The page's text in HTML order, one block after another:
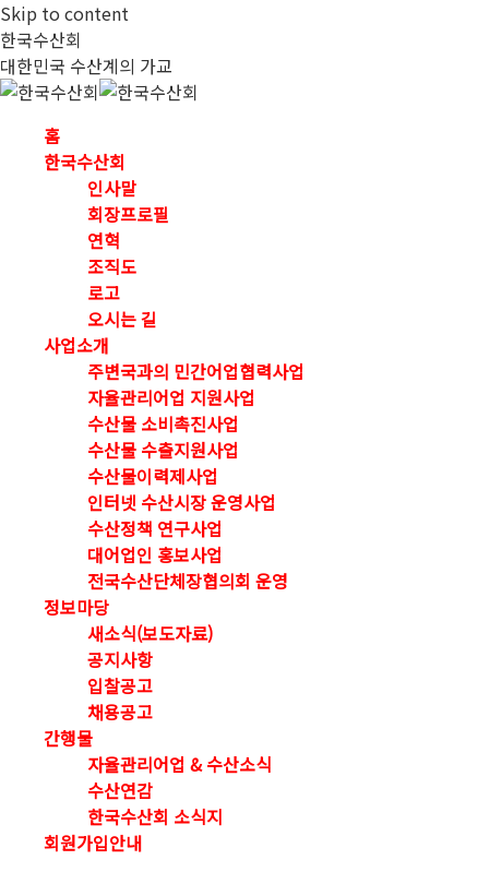
Skip to content
한국수산회
대한민국 수산계의 가교
홈
한국수산회
인사말
회장프로필
연혁
조직도
로고
오시는 길
사업소개
주변국과의 민간어업협력사업
자율관리어업 지원사업
수산물 소비촉진사업
수산물 수출지원사업
수산물이력제사업
인터넷 수산시장 운영사업
수산정책 연구사업
대어업인 홍보사업
전국수산단체장협의회 운영
정보마당
새소식(보도자료)
공지사항
입찰공고
채용공고
간행물
자율관리어업 & 수산소식
수산연감
한국수산회 소식지
회원가입안내